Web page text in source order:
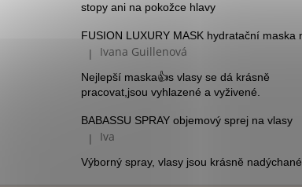
stopy ani na pokožce hlavy
Hodnocení produktu je 5 z 5 hvězdiček.
| Ivana Guillenová
Nejlepší maska👍s vlasy se dá krásně
pracovat,jsou vyhlazené a vyživené.
BABASSU SPRAY objemový sprej na vlasy
Hodnocení produktu je 5 z 5 hvězdiček.
| Iva
Výborný spray, vlasy jsou krásně nadýchané.